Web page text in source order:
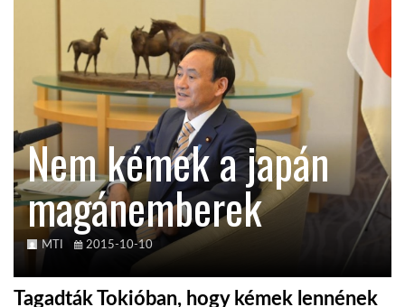
KÖZEL-KELET
AUSZTRÁLIA
A VILÁG ITTHON
MÉDIA
Nem kémek a japán
magánemberek
MTI 2015-10-10
Tagadták Tokióban, hogy kémek lennének